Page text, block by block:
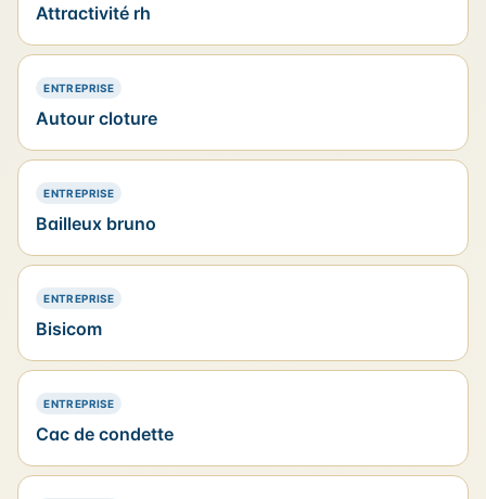
Attractivité rh
ENTREPRISE— PRÉSENCE SIMPLE
Autour cloture
ENTREPRISE— PRÉSENCE SIMPLE
Bailleux bruno
ENTREPRISE— PRÉSENCE SIMPLE
Bisicom
ENTREPRISE— PRÉSENCE SIMPLE
Cac de condette